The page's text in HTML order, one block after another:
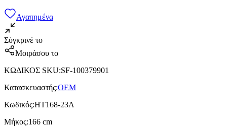
Αγαπημένα
Σύγκρινέ το
Μοιράσου το
ΚΩΔΙΚΟΣ SKU:SF-100379901
Κατασκευαστής:OEM
Κωδικός:HT168-23A
Μήκος:166 cm